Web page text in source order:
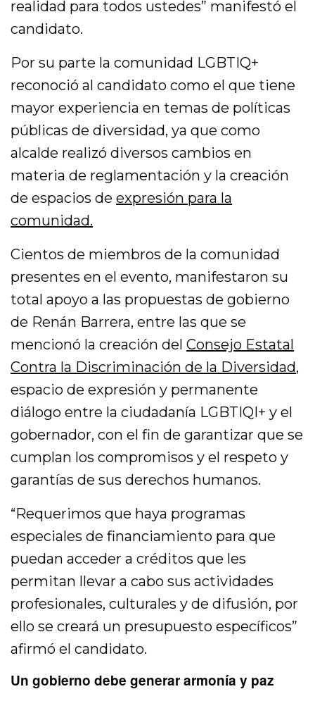
realidad para todos ustedes” manifestó el
candidato.
Por su parte la comunidad LGBTIQ+
reconoció al candidato como el que tiene
mayor experiencia en temas de políticas
públicas de diversidad, ya que como
alcalde realizó diversos cambios en
materia de reglamentación y la creación
de espacios deexpresión para la
comunidad.
Cientos de miembros de la comunidad
presentes en el evento, manifestaron su
total apoyo a las propuestas de gobierno
de Renán Barrera, entre las que se
mencionó la creación delConsejo Estatal
Contra la Discriminación de la Diversidad,
espacio de expresión y permanente
diálogo entre la ciudadanía LGBTIQI+ y el
gobernador, con el fin de garantizar que se
cumplan los compromisos y el respeto y
garantías de sus derechos humanos.
“Requerimos que haya programas
especiales de financiamiento para que
puedan acceder a créditos que les
permitan llevar a cabo sus actividades
profesionales, culturales y de difusión, por
ello se creará un presupuesto específicos”
afirmó el candidato.
Un gobierno debe generar armonía y paz